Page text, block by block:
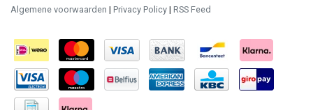
Algemene voorwaarden | Privacy Policy | RSS Feed